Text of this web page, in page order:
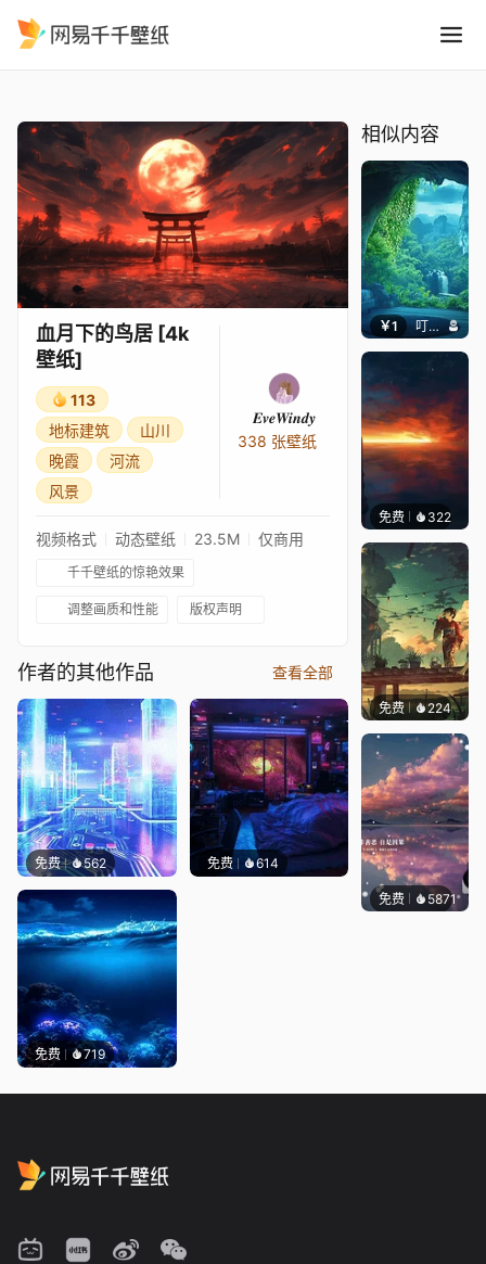
血月下的鸟居 [4k
壁纸]
113
地标建筑
山川
晚霞
河流
风景
𝑬𝒗𝒆𝑾𝒊𝒏𝒅𝒚
338 张壁纸
视频格式 动态壁纸 23.5M 仅商用
千千壁纸的惊艳效果
调整画质和性能 版权声明
作者的其他作品 查看全部
免费 562 免费 614
免费 719
相似内容
￥1 叮叮当当
免费 322辰东
免费 224Max
免费 5871冰茶